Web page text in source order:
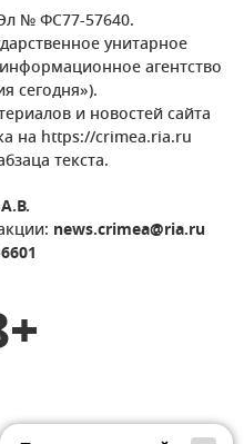
№ ФС77-57640.
унитарное
агентство
сегодня»).
и новостей сайта
на https://crimea.ria.ru
текста.
news.crimea@ria.ru